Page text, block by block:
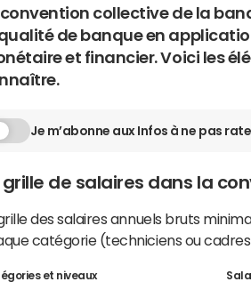
convention collective de la
de banque en
et financier. Voici les
Je m’abonne aux Infos à ne pas
grille de salaires dans la
des salaires annuels bruts
catégorie (techniciens ou
et niveaux